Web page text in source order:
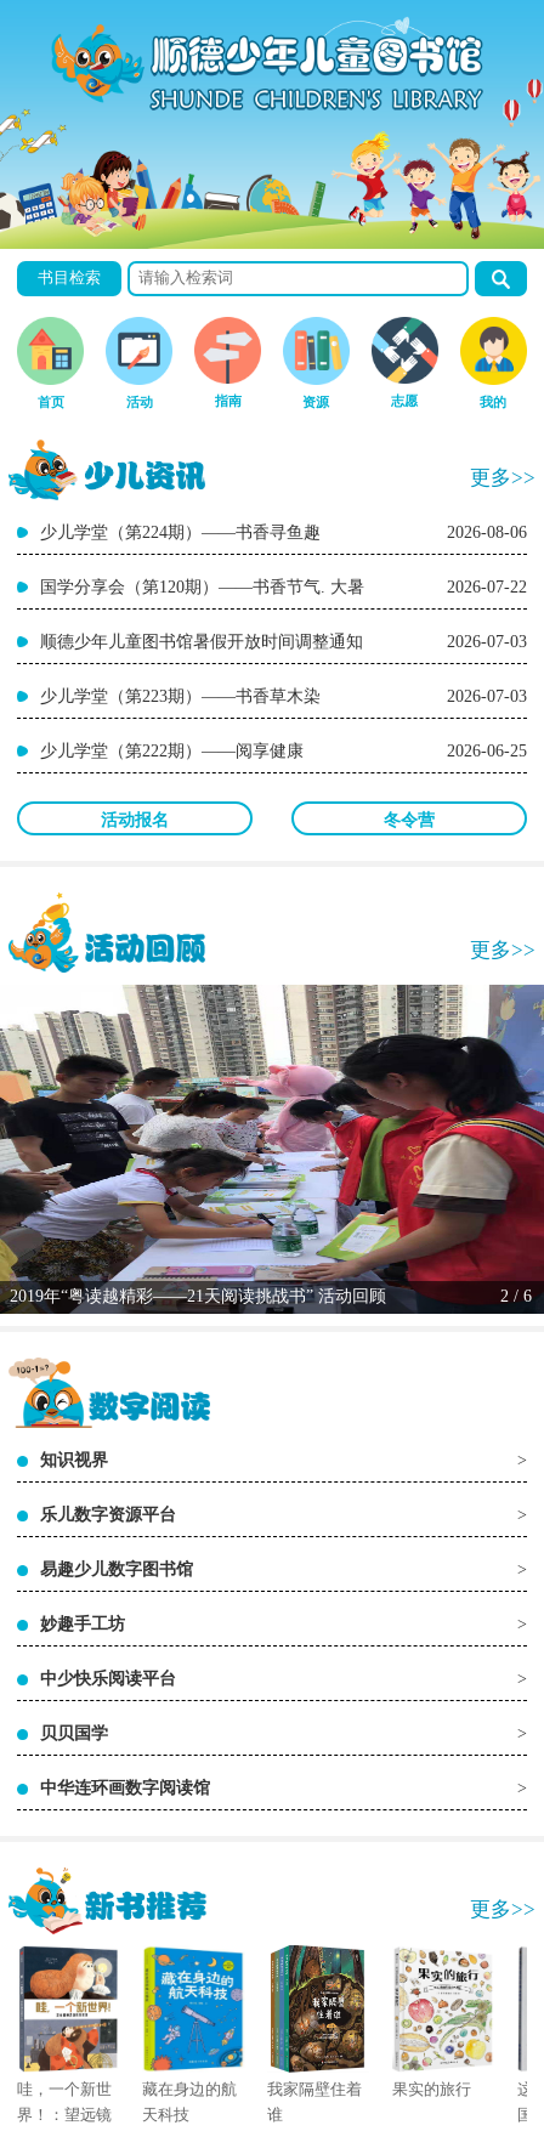
书目检索
首页 活动 指南 资源 志愿 我的
更多>>
少儿学堂（第224期）——书香寻鱼趣 2026-08-06
国学分享会（第120期）——书香节气. 大暑 2026-07-22
顺德少年儿童图书馆暑假开放时间调整通知 2026-07-03
少儿学堂（第223期）——书香草木染 2026-07-03
少儿学堂（第222期）——阅享健康 2026-06-25
活动报名 冬令营
更多>>
2019年“粤读越精彩——21天阅读挑战书” 活动回顾 2 / 6
知识视界 >
乐儿数字资源平台 >
易趣少儿数字图书馆 >
妙趣手工坊 >
中少快乐阅读平台 >
贝贝国学 >
中华连环画数字阅读馆 >
更多>>
哇，一个新世
界！：望远镜
藏在身边的航
天科技
我家隔壁住着
谁
果实的旅行
这
国